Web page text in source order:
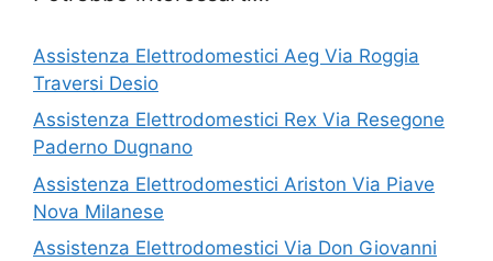
Assistenza Elettrodomestici Aeg Via Roggia
Traversi Desio
Assistenza Elettrodomestici Rex Via Resegone
Paderno Dugnano
Assistenza Elettrodomestici Ariston Via Piave
Nova Milanese
Assistenza Elettrodomestici Via Don Giovanni